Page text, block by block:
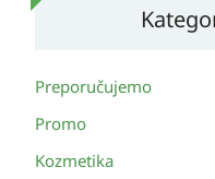
Preporučujemo
Promo
Kozmetika